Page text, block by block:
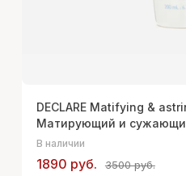
DECLARE Matifying &
Матирующий и
В наличии
1890 руб. 3500 руб.